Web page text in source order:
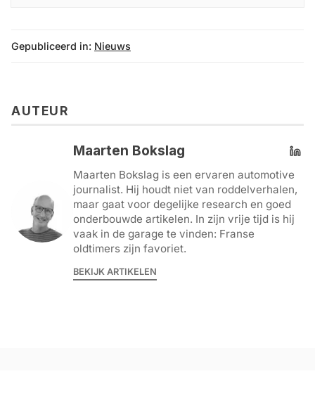
Gepubliceerd in: Nieuws
AUTEUR
Maarten Bokslag
Maarten Bokslag is een ervaren automotive
journalist. Hij houdt niet van roddelverhalen,
maar gaat voor degelijke research en goed
onderbouwde artikelen. In zijn vrije tijd is hij
vaak in de garage te vinden: Franse
oldtimers zijn favoriet.
BEKIJK ARTIKELEN